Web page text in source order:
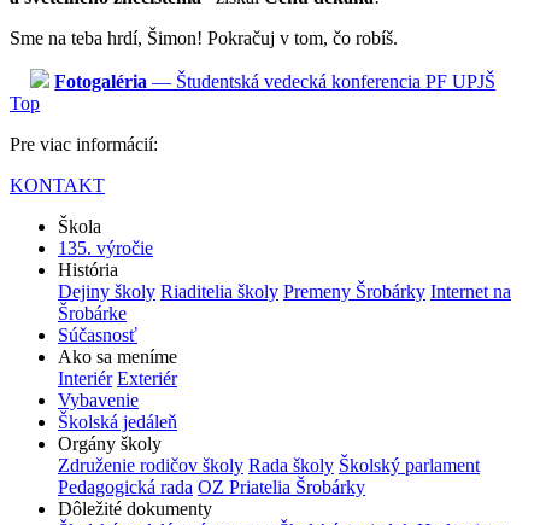
Sme na teba hrdí, Šimon! Pokračuj v tom, čo robíš.
Fotogaléria — Študentská vedecká konferencia PF UPJŠ
Top
Pre viac informácií:
KONTAKT
Škola
135. výročie
História
Dejiny školy Riaditelia školy Premeny Šrobárky Internet na
Šrobárke
Súčasnosť
Ako sa meníme
Interiér Exteriér
Vybavenie
Školská jedáleň
Orgány školy
Združenie rodičov školy Rada školy Školský parlament
Pedagogická rada OZ Priatelia Šrobárky
Dôležité dokumenty